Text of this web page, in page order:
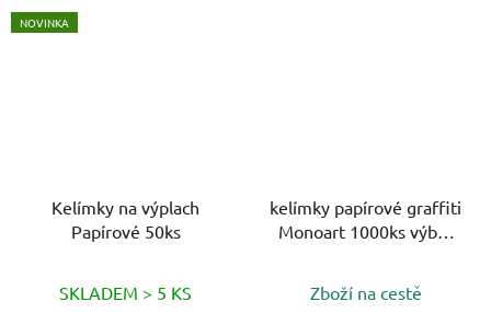
NOVINKA
Kelímky na výplach
Papírové 50ks
SKLADEM > 5 KS
kelímky papírové graffiti
Monoart 1000ks výběr
Zboží na cestě